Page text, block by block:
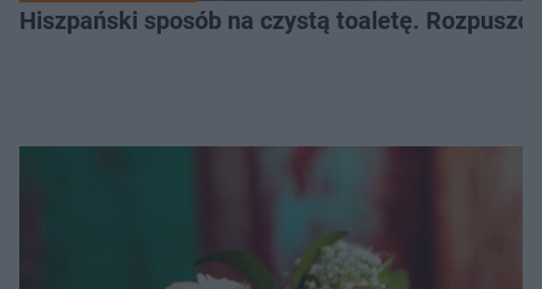
Hiszpański sposób na czystą toaletę.